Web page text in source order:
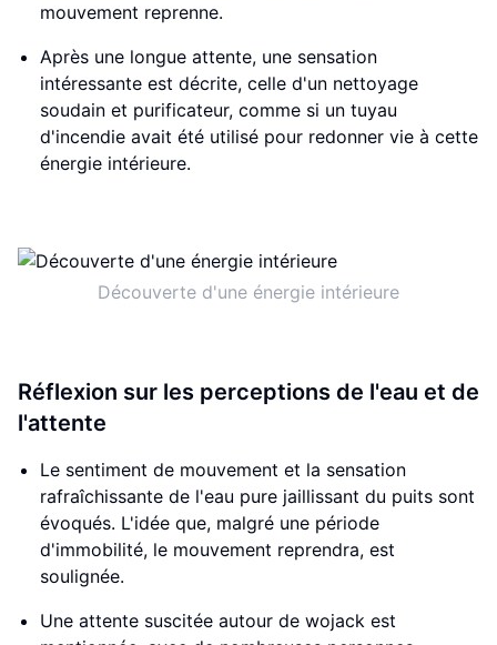
mouvement reprenne.
Après une longue attente, une sensation
intéressante est décrite, celle d'un nettoyage
soudain et purificateur, comme si un tuyau
d'incendie avait été utilisé pour redonner vie à cette
énergie intérieure.
Découverte d'une énergie intérieure
Réflexion sur les perceptions de l'eau et de
l'attente
Le sentiment de mouvement et la sensation
rafraîchissante de l'eau pure jaillissant du puits sont
évoqués. L'idée que, malgré une période
d'immobilité, le mouvement reprendra, est
soulignée.
Une attente suscitée autour de wojack est